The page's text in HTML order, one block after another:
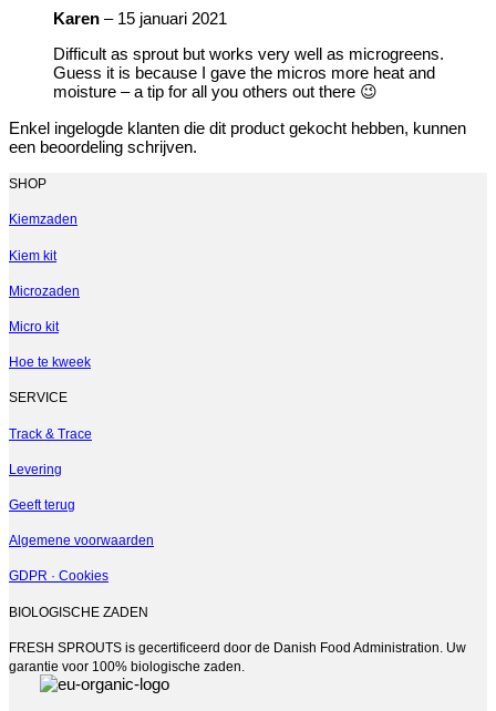
Karen – 15 januari 2021
Difficult as sprout but works very well as microgreens.
Guess it is because I gave the micros more heat and
moisture – a tip for all you others out there 😉
Enkel ingelogde klanten die dit product gekocht hebben, kunnen
een beoordeling schrijven.
SHOP
Kiemzaden
Kiem kit
Microzaden
Micro kit
Hoe te kweek
SERVICE
Track & Trace
Levering
Geeft terug
Algemene voorwaarden
GDPR · Cookies
BIOLOGISCHE ZADEN
FRESH SPROUTS is gecertificeerd door de Danish Food Administration. Uw
garantie voor 100% biologische zaden.